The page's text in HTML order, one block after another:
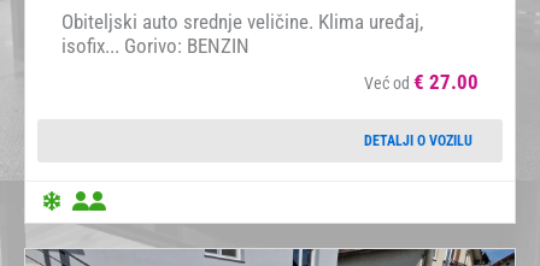
Obiteljski auto srednje veličine. Klima uređaj,
isofix... Gorivo: BENZIN
Već od € 27.00
DETALJI O VOZILU